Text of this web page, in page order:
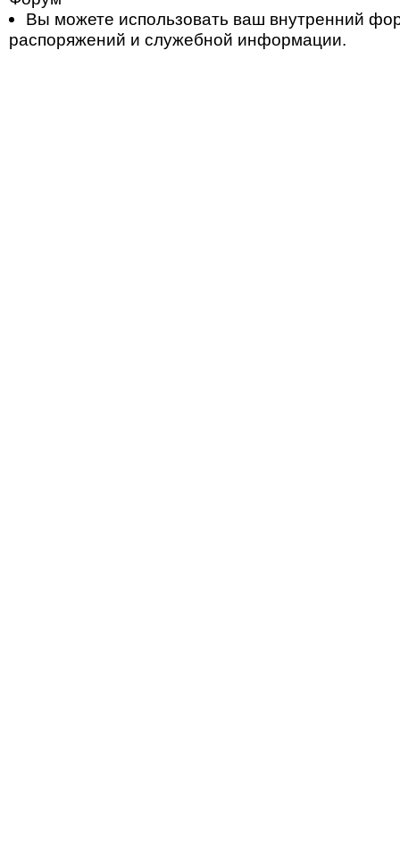
Вы можете использовать ваш внутренний
распоряжений и служебной информации.